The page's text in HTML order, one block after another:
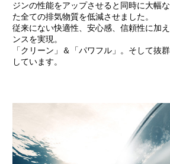
ジンの性能をアップさせると同時に大幅
た全ての排気物質を低減させました。
従来にない快適性、安心感、信頼性に加
ンスを実現。
「クリーン」＆「パワフル」。そして抜
しています。